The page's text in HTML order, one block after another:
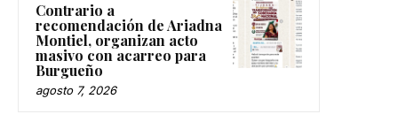
Contrario a
recomendación de Ariadna
Montiel, organizan acto
masivo con acarreo para
Burgueño
agosto 7, 2026